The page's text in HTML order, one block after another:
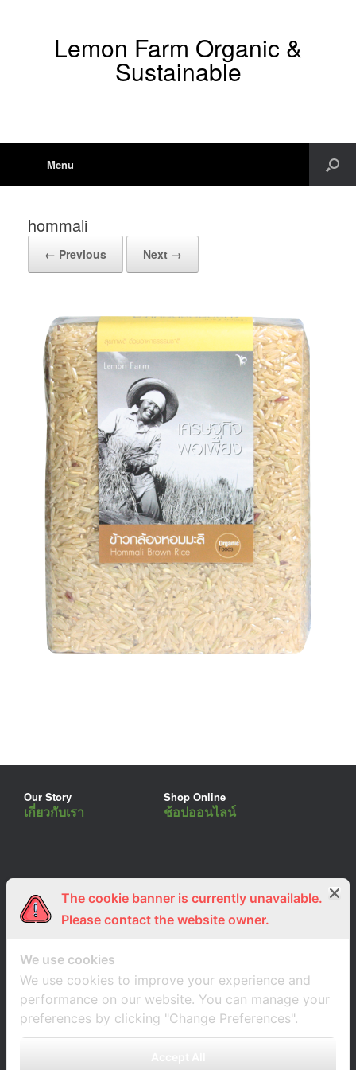
Lemon Farm Organic &
Sustainable
Menu
hommali
← Previous Next →
Our Story
เกี่ยวกับเรา
Shop Online
ช้อปออนไลน์
ร่วมงานกับเรา
สมัครงาน
Lemon Farm Cafe
ร้านอาหารอินทรีย์
The cookie banner is currently unavailable.
Please contact the website owner.
We use cookies
We use cookies to improve your experience and
performance on our website. You can manage your
preferences by clicking "Change Preferences".